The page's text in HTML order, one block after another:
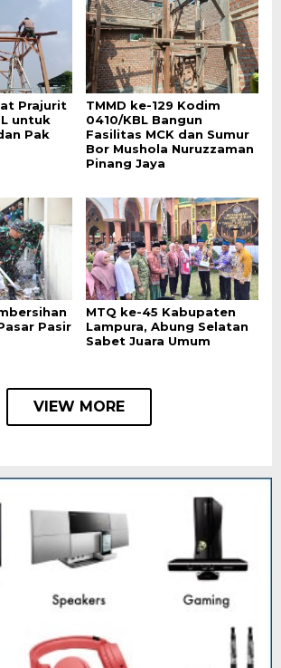
Prajurit
untuk
Pak
TMMD ke-129 Kodim
0410/KBL Bangun
Fasilitas MCK dan Sumur
Bor Mushola Nuruzzaman
Pinang Jaya
Pasir
MTQ ke-45 Kabupaten
Lampura, Abung Selatan
Sabet Juara Umum
VIEW MORE